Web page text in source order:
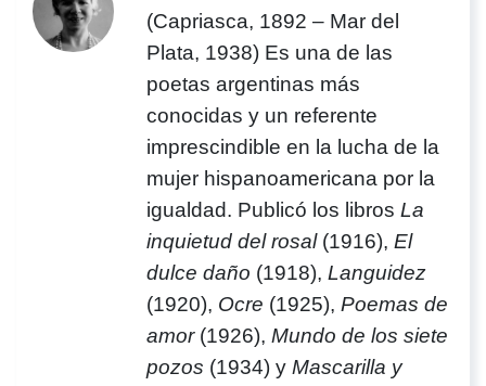
(Capriasca, 1892 – Mar del
Plata, 1938) Es una de las
poetas argentinas más
conocidas y un referente
imprescindible en la lucha de la
mujer hispanoamericana por la
igualdad. Publicó los libros La
inquietud del rosal(1916), El
dulce daño (1918), Languidez
(1920), Ocre (1925), Poemas de
amor(1926), Mundo de los siete
pozos (1934) y Mascarilla y